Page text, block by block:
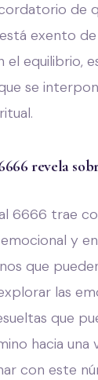
de
exento
el equilibrio,
se
revela
6666 trae
y
que
las
que
hacia una
con este